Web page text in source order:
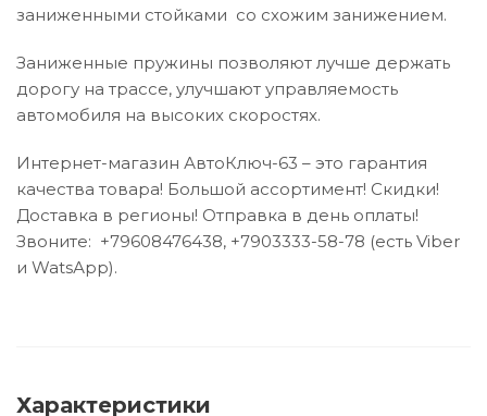
заниженными стойками со схожим занижением.
Заниженные пружины позволяют лучше держать
дорогу на трассе, улучшают управляемость
автомобиля на высоких скоростях.
Интернет-магазин АвтоКлюч-63 – это гарантия
качества товара! Большой ассортимент! Скидки!
Доставка в регионы! Отправка в день оплаты!
Звоните: +79608476438, +7903333-58-78 (есть Viber
и WatsАpp).
Характеристики